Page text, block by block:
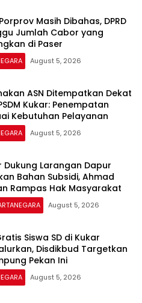
Masih Dibahas, DPRD
Jumlah Cabor yang
di Paser
August 5, 2026
ASN Ditempatkan Dekat
Kukar: Penempatan
Kebutuhan Pelayanan
August 5, 2026
Dukung Larangan Dapur
Bahan Subsidi, Ahmad
Rampas Hak Masyarakat
August 5, 2026
Siswa SD di Kukar
Disdikbud Targetkan
Pekan Ini
August 5, 2026